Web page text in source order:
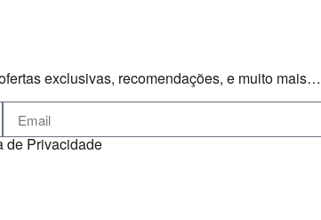
exclusivas, recomendações, e muito mais…
de Privacidade